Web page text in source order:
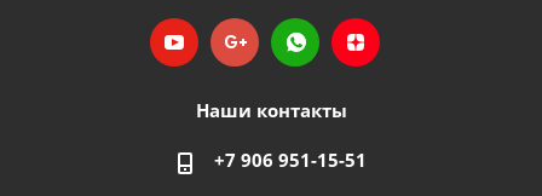
Наши контакты
+7 906 951-15-51